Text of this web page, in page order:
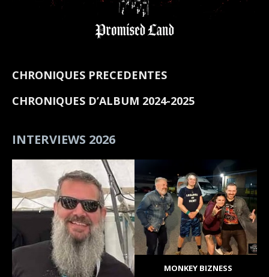
CHRONIQUES PRECEDENTES
CHRONIQUES D’ALBUM 2024-2025
INTERVIEWS 2026
MONKEY BIZNESS